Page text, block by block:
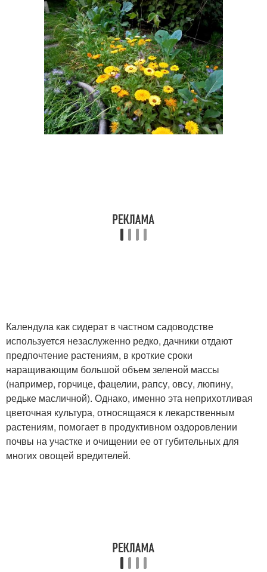
Календула вместо
инсектицидов
Защита от вредителей
Календула как сидерат в частном садоводстве
используется незаслуженно редко, дачники отдают
предпочтение растениям, в кроткие сроки
наращивающим большой объем зеленой массы
(например, горчице, фацелии, рапсу, овсу, люпину,
редьке масличной). Однако, именно эта неприхотливая
цветочная культура, относящаяся к лекарственным
растениям, помогает в продуктивном оздоровлении
почвы на участке и очищении ее от губительных для
многих овощей вредителей.